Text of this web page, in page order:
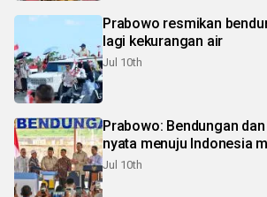
Prabowo resmikan
lagi kekurangan air
Jul 10th
Prabowo: Bendungan
nyata menuju Indonesia
Jul 10th